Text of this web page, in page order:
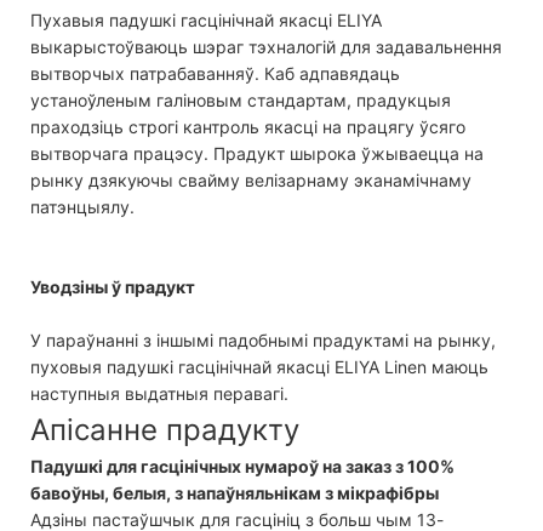
Пухавыя падушкі гасцінічнай якасці ELIYA
выкарыстоўваюць шэраг тэхналогій для задавальнення
вытворчых патрабаванняў. Каб адпавядаць
устаноўленым галіновым стандартам, прадукцыя
праходзіць строгі кантроль якасці на працягу ўсяго
вытворчага працэсу. Прадукт шырока ўжываецца на
рынку дзякуючы свайму велізарнаму эканамічнаму
патэнцыялу.
Уводзіны ў прадукт
У параўнанні з іншымі падобнымі прадуктамі на рынку,
пуховыя падушкі гасцінічнай якасці ELIYA Linen маюць
наступныя выдатныя перавагі.
Апісанне прадукту
Падушкі для гасцінічных нумароў на заказ з 100%
бавоўны, белыя, з напаўняльнікам з мікрафібры
Адзіны пастаўшчык для гасцініц з больш чым 13-